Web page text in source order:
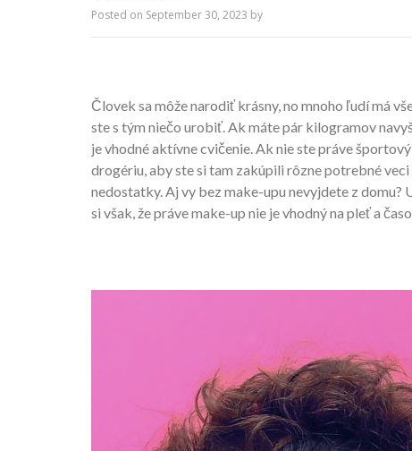
Posted on September 30, 2023 by
Človek sa môže narodiť krásny, no mnoho ľudí má
ste s tým niečo urobiť. Ak máte pár kilogramov
je vhodné aktívne cvičenie. Ak nie ste práve
drogériu, aby ste si tam zakúpili rôzne potrebné veci
nedostatky. Aj vy bez make-upu nevyjdete z
si však, že práve make-up nie je vhodný na pleť a